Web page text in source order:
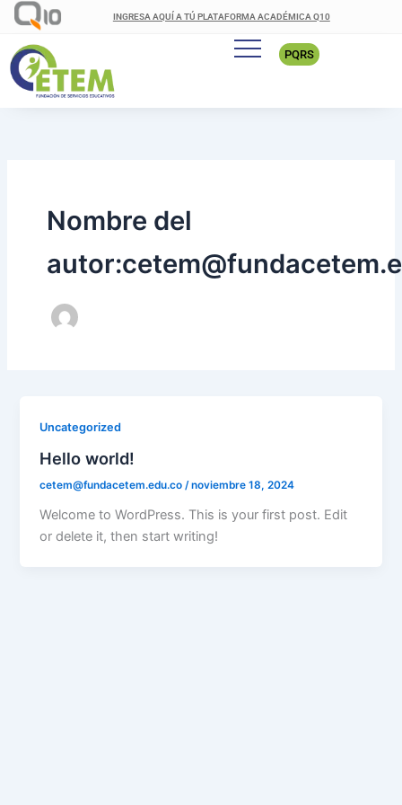
contenido
INGRESA AQUÍ A TÚ PLATAFORMA ACADÉMICA Q10
PQRS
Nombre del
Uncategorized
Hello world!
cetem@fundacetem.edu.co/noviembre 18, 2024
Welcome to WordPress. This is your first post. Edit
or delete it, then start writing!